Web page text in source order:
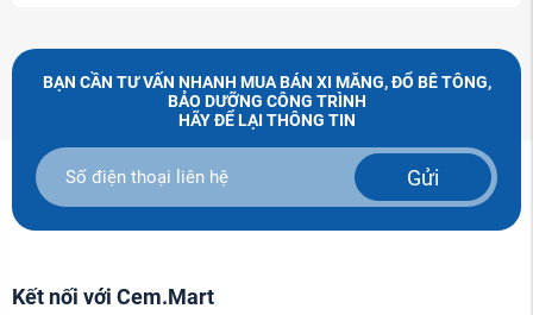
BẠN CẦN TƯ VẤN NHANH MUA BÁN XI MĂNG, ĐỔ BÊ TÔNG,
BẢO DƯỠNG CÔNG TRÌNH
HÃY ĐỂ LẠI THÔNG TIN
Gửi
Kết nối với Cem.Mart